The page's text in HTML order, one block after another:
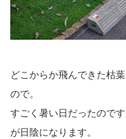
どこからか飛んできた枯
ので。
すごく暑い日だったので
が日陰になります。